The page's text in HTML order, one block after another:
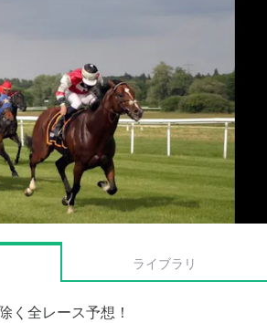
ライブラリ
く全レース予想！